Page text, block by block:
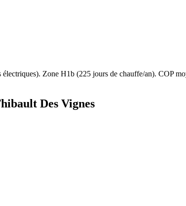
électriques). Zone H1b (225 jours de chauffe/an). COP
Des Vignes